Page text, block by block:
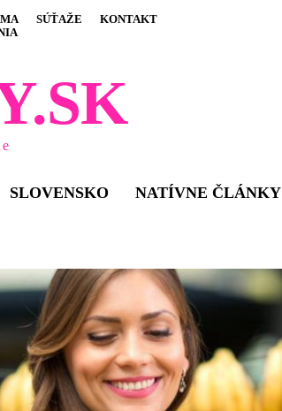
SÚŤAŽE
KONTAKT
SLOVENSKO NATÍVNE ČLÁNKY